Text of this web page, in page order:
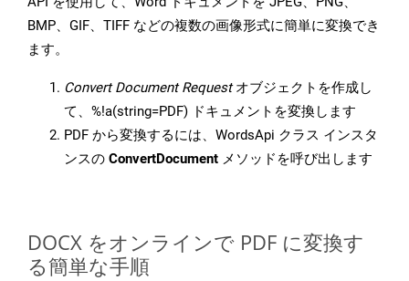
BMP、GIF、TIFF などの複数の画像形式に簡単に変換でき
ます。
Convert Document Requestオブジェクトを作成し
て、%!a(string=PDF) ドキュメントを変換します
PDF から変換するには、WordsApi クラス インスタ
ンスの ConvertDocument メソッドを呼び出します
DOCX をオンラインで PDF に変換す
る簡単な手順